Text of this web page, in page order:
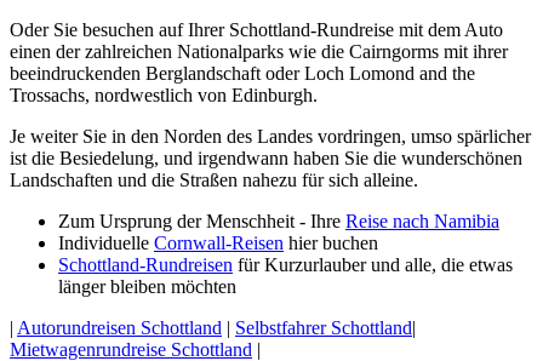
Oder Sie besuchen auf Ihrer Schottland-Rundreise mit dem Auto
einen der zahlreichen Nationalparks wie die Cairngorms mit ihrer
beeindruckenden Berglandschaft oder Loch Lomond and the
Trossachs, nordwestlich von Edinburgh.
Je weiter Sie in den Norden des Landes vordringen, umso spärlicher
ist die Besiedelung, und irgendwann haben Sie die wunderschönen
Landschaften und die Straßen nahezu für sich alleine.
Zum Ursprung der Menschheit - Ihre Reise nach Namibia
Individuelle Cornwall-Reisen hier buchen
Schottland-Rundreisen für Kurzurlauber und alle, die etwas
länger bleiben möchten
| Autorundreisen Schottland | Selbstfahrer Schottland|
Mietwagenrundreise Schottland |